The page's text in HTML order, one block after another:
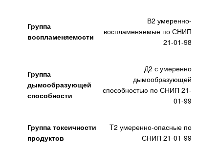
Группа
воспламеняемости
В2 умеренно-
воспламеняемые по СНИП
21-01-98
Группа
дымообразующей
способности
Д2 с умеренно
дымообразующей
способностью по СНИП 21-
01-99
Группа токсичности
продуктов
T2 умеренно-опасные по
СНИП 21-01-99